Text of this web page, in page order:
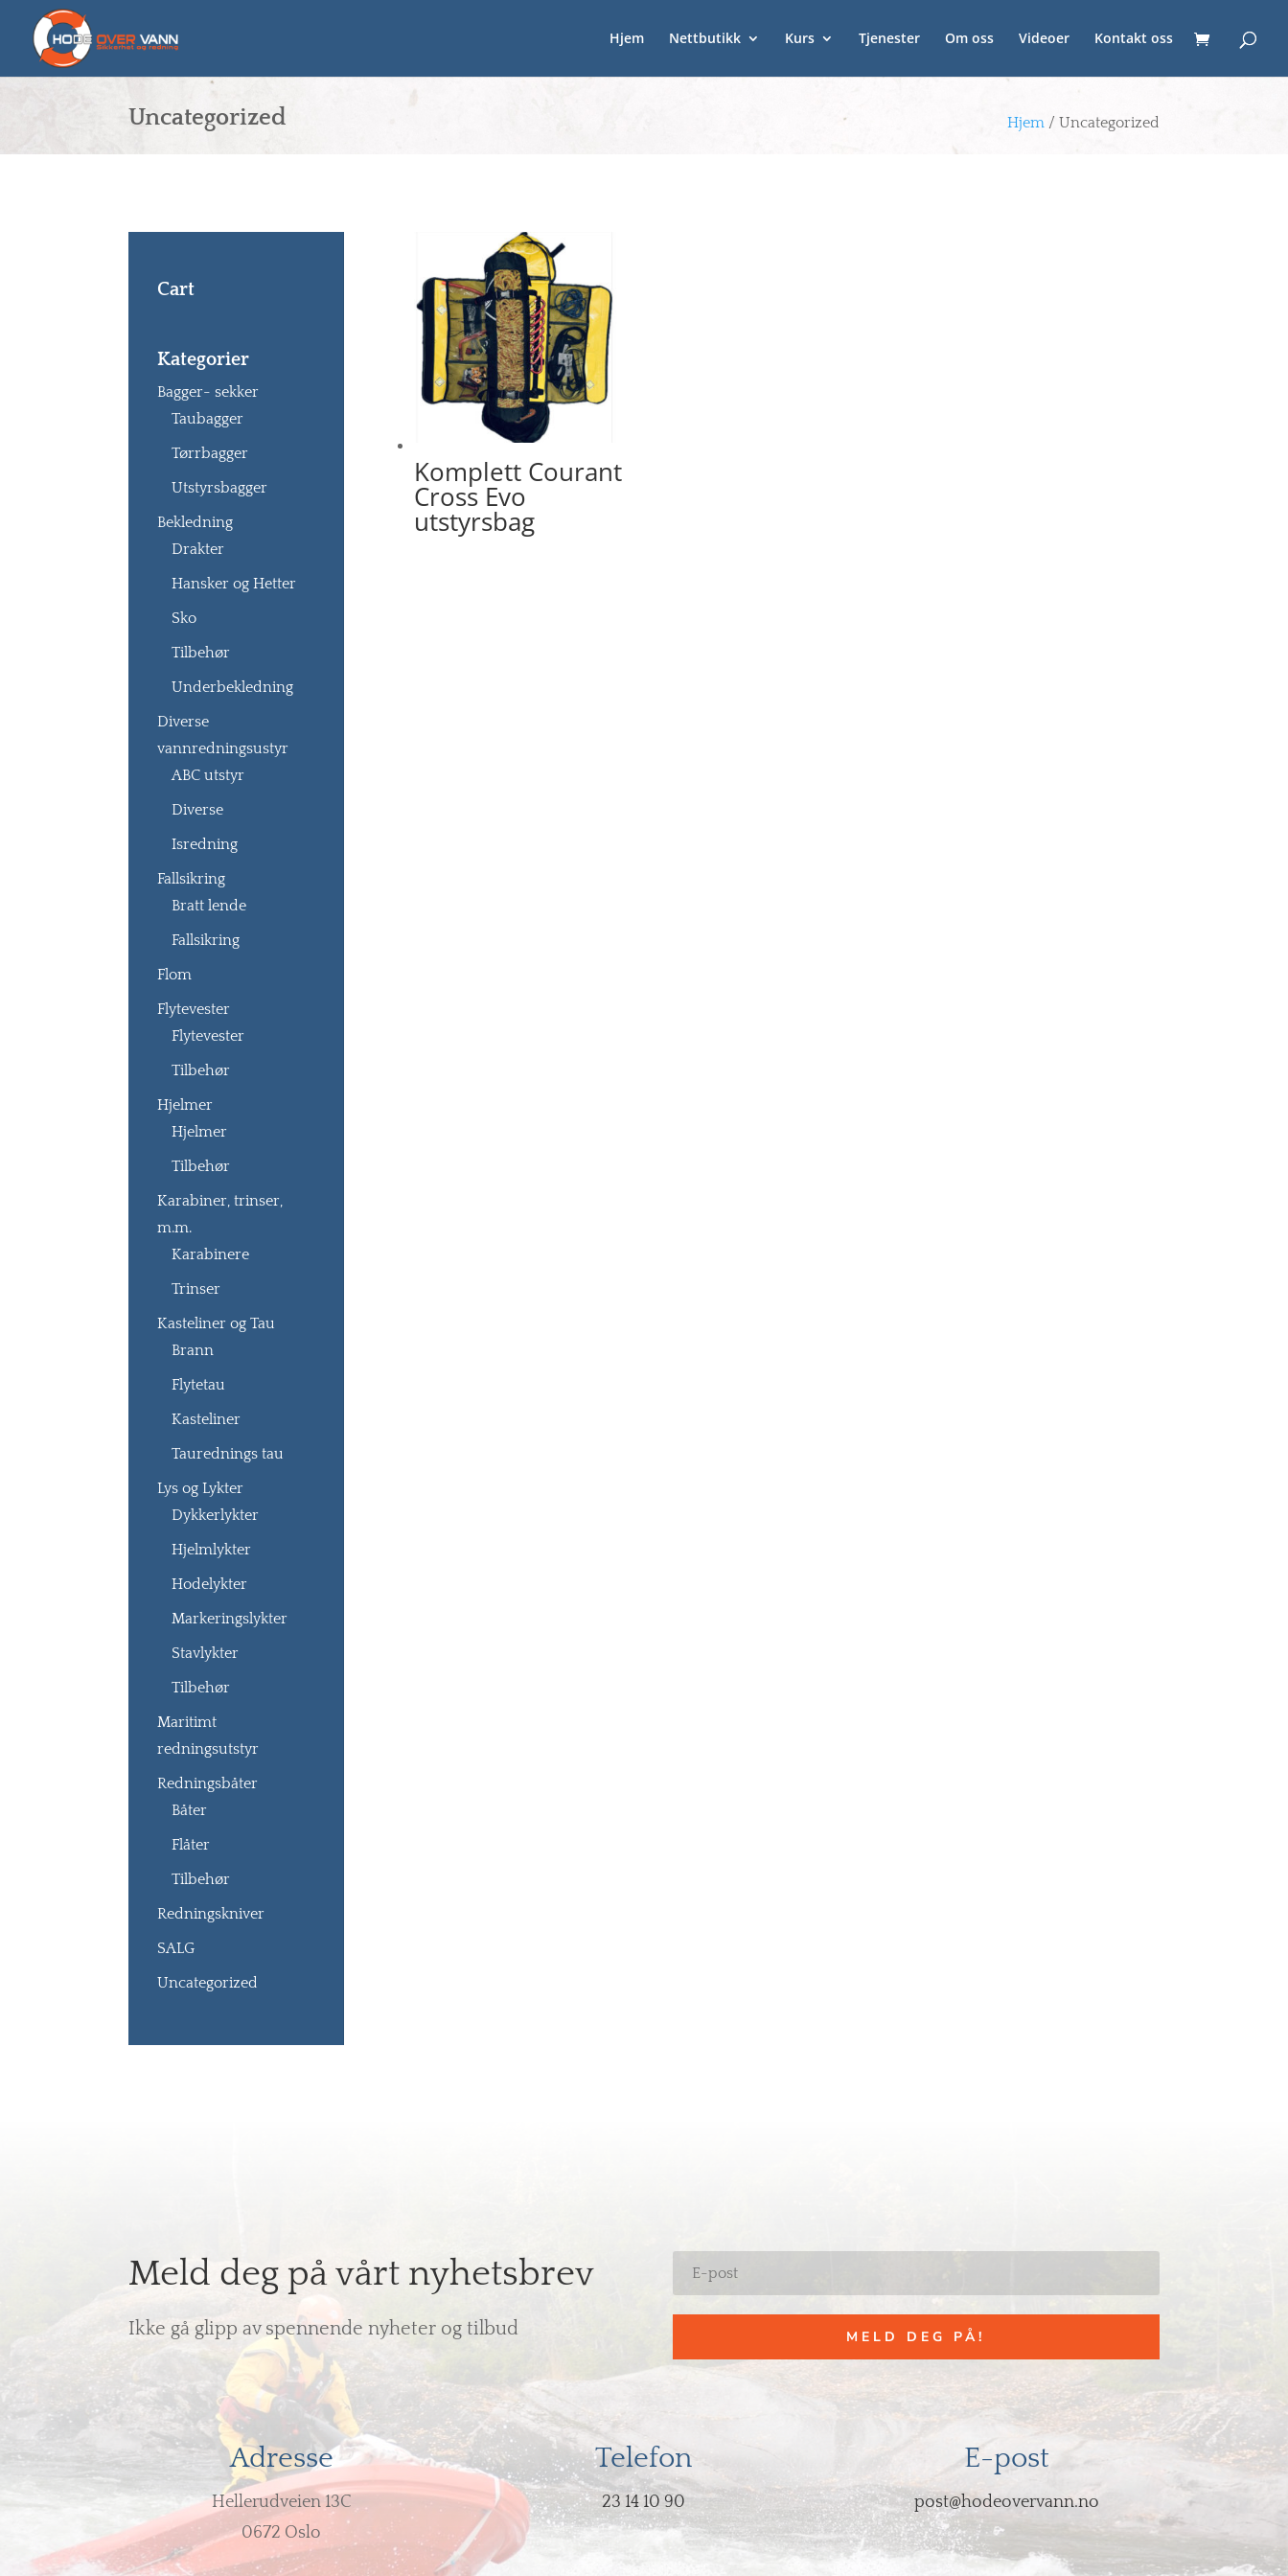
Hjem Nettbutikk Kurs Tjenester Om oss Videoer Kontakt oss
Uncategorized Hjem/ Uncategorized
Cart
Kategorier
Bagger- sekker
Taubagger
Tørrbagger
Utstyrsbagger
Bekledning
Drakter
Hansker og Hetter
Sko
Tilbehør
Underbekledning
Diverse
vannredningsustyr
ABC utstyr
Diverse
Isredning
Fallsikring
Bratt lende
Fallsikring
Flom
Flytevester
Flytevester
Tilbehør
Hjelmer
Hjelmer
Tilbehør
Karabiner, trinser,
m.m.
Karabinere
Trinser
Kasteliner og Tau
Brann
Flytetau
Kasteliner
Taurednings tau
Lys og Lykter
Dykkerlykter
Hjelmlykter
Hodelykter
Markeringslykter
Stavlykter
Tilbehør
Maritimt
redningsutstyr
Redningsbåter
Båter
Flåter
Tilbehør
Redningskniver
SALG
Uncategorized
Komplett Courant
Cross Evo
utstyrsbag
Meld deg på vårt nyhetsbrev
Ikke gå glipp av spennende nyheter og tilbud MELD DEG PÅ!
Adresse
Hellerudveien 13C
0672 Oslo
Telefon
23 14 10 90
E-post
post@hodeovervann.no